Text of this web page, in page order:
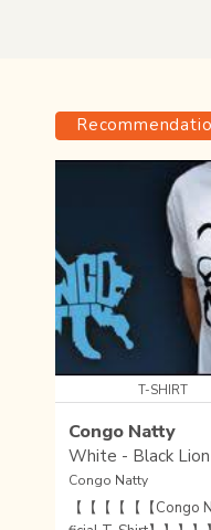
T-SHIRT
Congo Natty
White - Black
Congo Natty
【【【【【【Congo